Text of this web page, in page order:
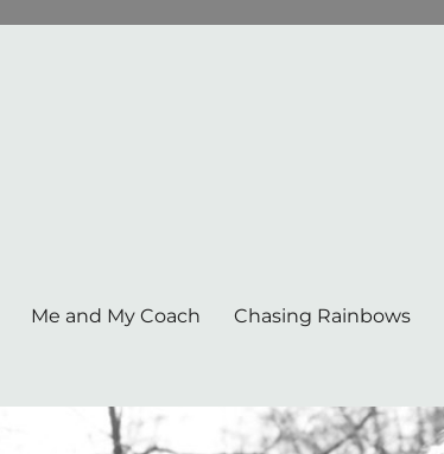
Me and My Coach Chasing Rainbows